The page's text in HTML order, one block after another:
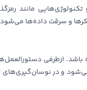
مانند
باشد. ازطرفی
می‌شود و در